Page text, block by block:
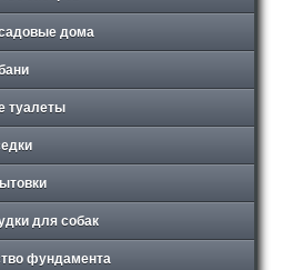
дома
туалеты
для собак
фундамента